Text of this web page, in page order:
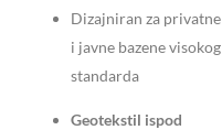
Dizajniran za privatne
i javne bazene visokog
standarda
Geotekstil ispod